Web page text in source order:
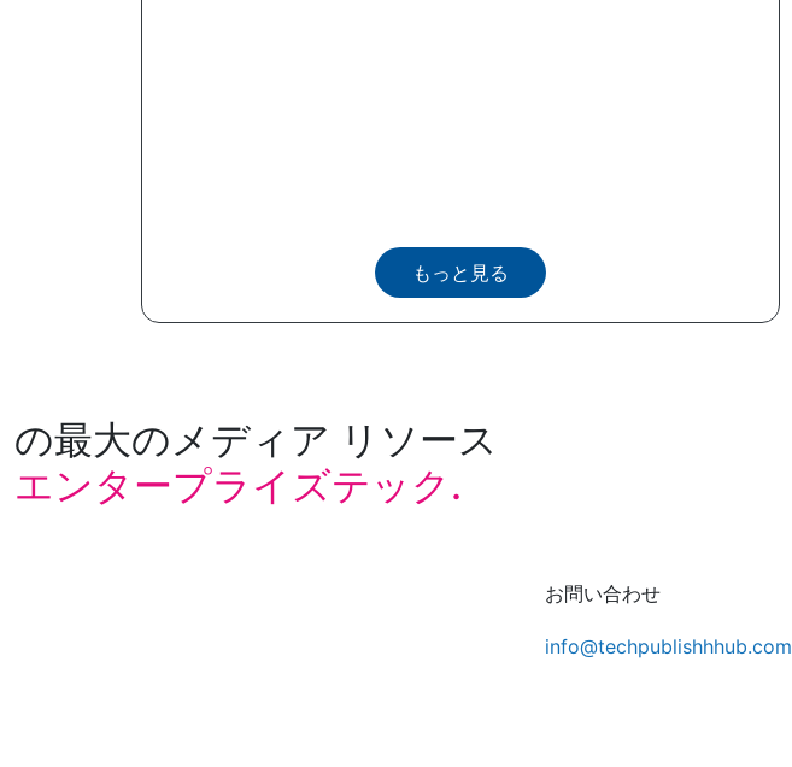
もっと見る
の最大のメディア リソース
エンタープライズテック.
お問い合わせ
info@techpublishhhub.com